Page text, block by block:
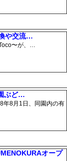
や交流…
〜が、…
ぶど…
年8月1日、同園内の有
オープ